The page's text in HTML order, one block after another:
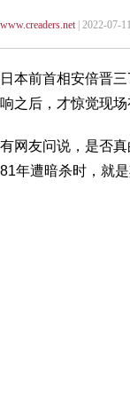
www.creaders.net| 2022-07-
日本前首相安倍晋
响之后，才惊觉现
有网友问说，是否
81年遭暗杀时，就